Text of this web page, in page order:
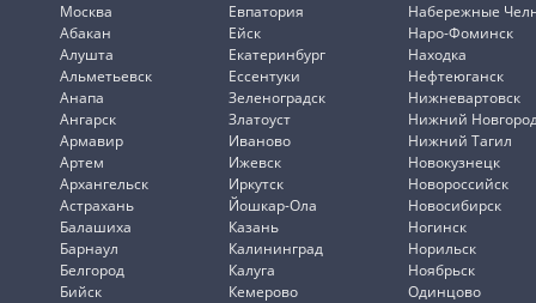
Москва
Абакан
Алушта
Альметьевск
Анапа
Ангарск
Армавир
Артем
Архангельск
Астрахань
Балашиха
Барнаул
Белгород
Бийск
Евпатория
Ейск
Екатеринбург
Ессентуки
Зеленоградск
Златоуст
Иваново
Ижевск
Иркутск
Йошкар-Ола
Казань
Калининград
Калуга
Кемерово
Набережные
Наро-Фоминск
Находка
Нефтеюганск
Нижневартовск
Нижний
Нижний Тагил
Новокузнецк
Новороссийск
Новосибирск
Ногинск
Норильск
Ноябрьск
Одинцово